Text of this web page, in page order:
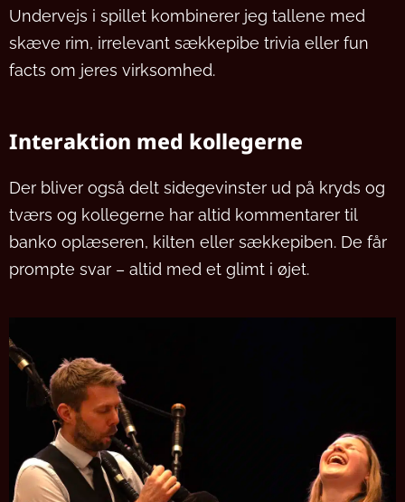
Undervejs i spillet kombinerer jeg tallene med
skæve rim, irrelevant sækkepibe trivia eller fun
facts om jeres virksomhed.
Interaktion med kollegerne
Der bliver også delt sidegevinster ud på kryds og
tværs og kollegerne har altid kommentarer til
banko oplæseren, kilten eller sækkepiben. De får
prompte svar – altid med et glimt i øjet.